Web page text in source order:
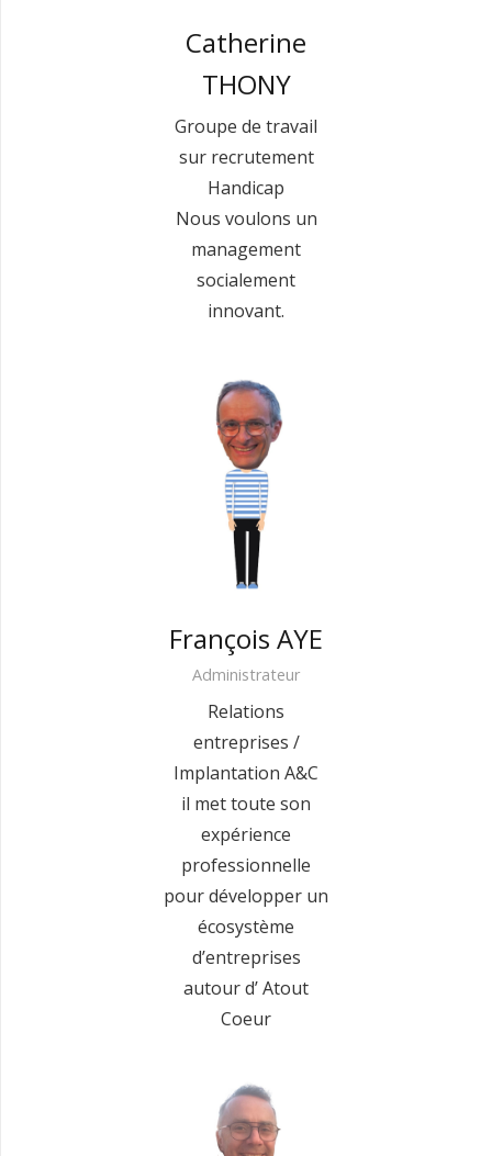
Catherine
THONY
Groupe de travail
sur recrutement
Handicap
Nous voulons un
management
socialement
innovant.
François AYE
Administrateur
Relations
entreprises /
Implantation A&C
il met toute son
expérience
professionnelle
pour développer un
écosystème
d’entreprises
autour d’ Atout
Coeur